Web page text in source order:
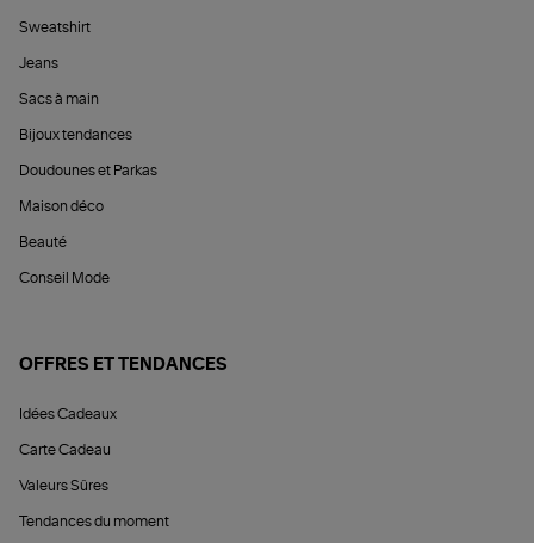
Sweatshirt
Jeans
Sacs à main
Bijoux tendances
Doudounes et Parkas
Maison déco
Beauté
Conseil Mode
OFFRES ET TENDANCES
Idées Cadeaux
Carte Cadeau
Valeurs Sûres
Tendances du moment